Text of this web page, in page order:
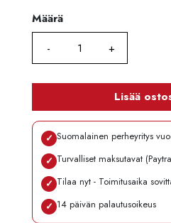
Määrä
Määrä
Lisää
✓ Suomalainen perheyritys
✓ Turvalliset maksutavat
✓ Tilaa nyt - Toimitusaika
✓ 14 päivän palautusoikeus